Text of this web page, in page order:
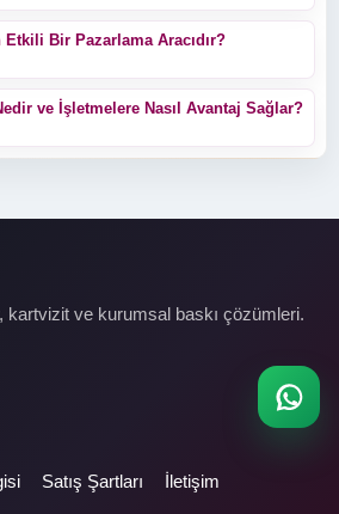
Etkili Bir Pazarlama Aracıdır?
ve İşletmelere Nasıl Avantaj Sağlar?
kartvizit ve kurumsal baskı çözümleri.
Satış Şartları İletişim